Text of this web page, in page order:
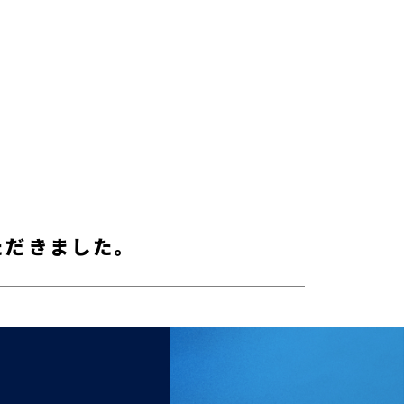
きました。